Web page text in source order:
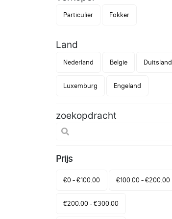
Particulier Fokker
Land
Nederland Belgie Duitsland
Luxemburg Engeland
zoekopdracht
Prijs
€0 - €100.00 €100.00 - €200.00
€200.00 - €300.00